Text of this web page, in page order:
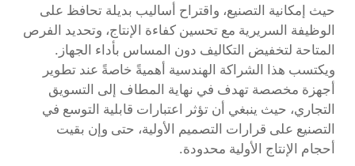
حيث إمكانية التصنيع، واقتراح أساليب بديلة تحافظ على
الوظيفة السريرية مع تحسين كفاءة الإنتاج، وتحديد الفرص
المتاحة لتخفيض التكاليف دون المساس بأداء الجهاز.
ويكتسب هذا الشراكة الهندسية أهميةً خاصةً عند تطوير
أجهزة مخصصة تهدف في نهاية المطاف إلى التسويق
التجاري، حيث ينبغي أن تؤثر اعتبارات قابلية التوسع في
التصنيع على قرارات التصميم الأولية، حتى وإن بقيت
أحجام الإنتاج الأولية محدودة.